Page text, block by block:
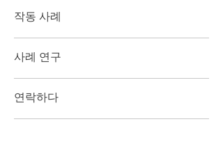
작동 사례
사례 연구
연락하다